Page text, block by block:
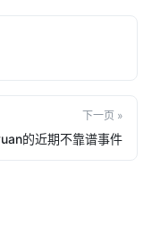
下一页 »
的近期不靠谱事件